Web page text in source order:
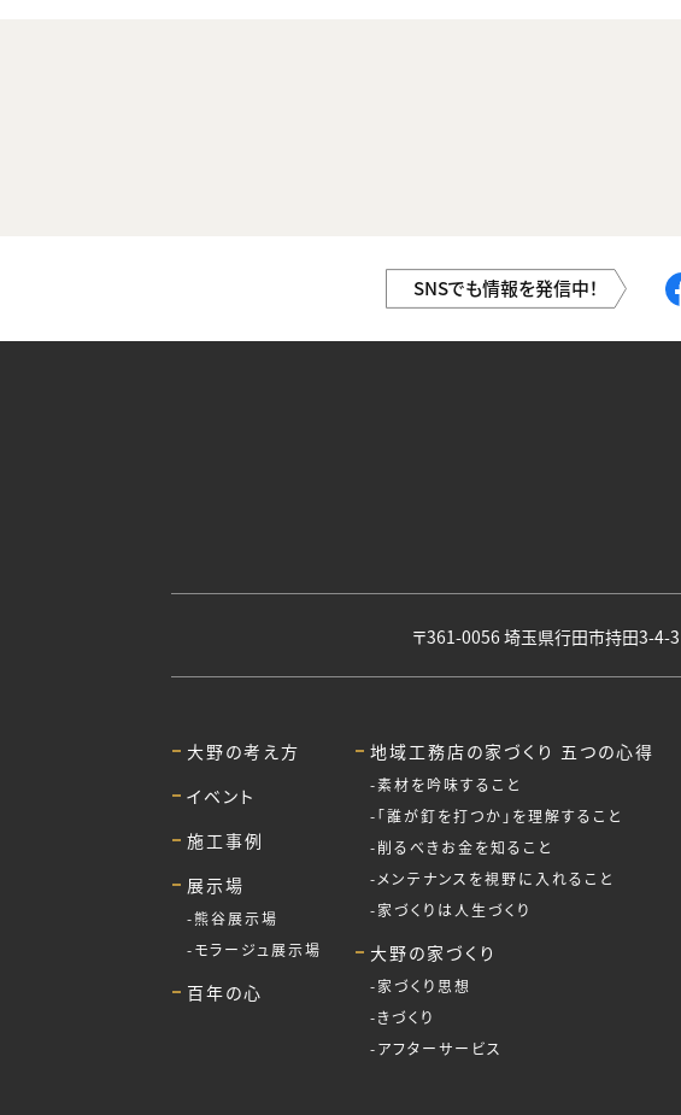
SNSでも情報を発信中！
〒361-0056 埼玉県行田市持田3-4-3
大野の考え方
イベント
施工事例
展示場
熊谷展示場
モラージュ展示場
百年の心
地域工務店の家づくり 五つの心得
素材を吟味すること
「誰が釘を打つか」を理解すること
削るべきお金を知ること
メンテナンスを視野に入れること
家づくりは人生づくり
大野の家づくり
家づくり思想
きづくり
アフターサービス